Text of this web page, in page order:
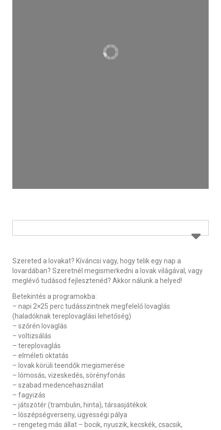
Szereted a lovakat? Kíváncsi vagy, hogy telik egy nap a
lovardában? Szeretnél megismerkedni a lovak világával, vagy
meglévő tudásod fejlesztenéd? Akkor nálunk a helyed!
Betekintés a programokba:
– napi 2×25 perc tudásszintnek megfelelő lovaglás
(haladóknak tereplovaglási lehetőség)
– szőrén lovaglás
– voltizsálás
– tereplovaglás
– elméleti oktatás
– lovak körüli teendők megismerése
– lómosás, vizeskedés, sörényfonás
– szabad medencehasználat
– fagyizás
– játszótér (trambulin, hinta), társasjátékok
– lószépségverseny, ügyességi pálya
– rengeteg más állat – bocik, nyuszik, kecskék, csacsik,